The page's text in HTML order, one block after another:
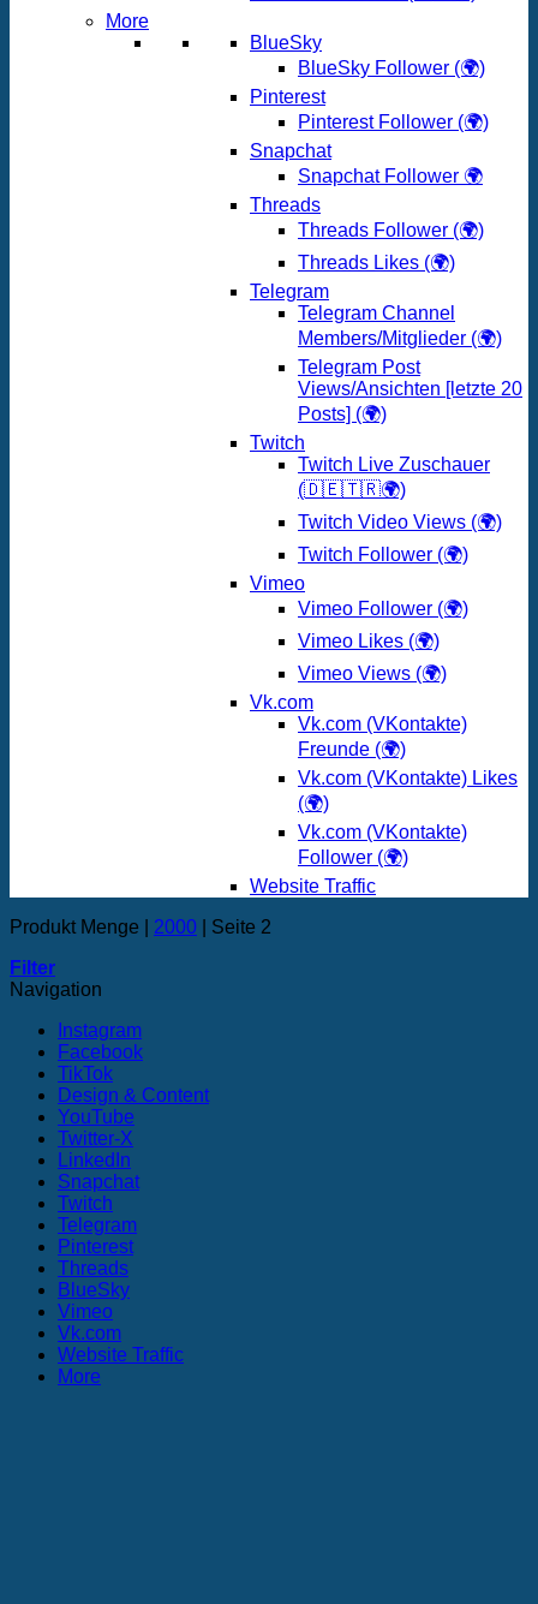
More
BlueSky
BlueSky Follower (🌍)
Pinterest
Pinterest Follower (🌍)
Snapchat
Snapchat Follower 🌍
Threads
Threads Follower (🌍)
Threads Likes (🌍)
Telegram
Telegram Channel
Members/Mitglieder (🌍)
Telegram Post
Views/Ansichten [letzte 20
Posts] (🌍)
Twitch
Twitch Live Zuschauer
(🇩🇪🇹🇷🌍)
Twitch Video Views (🌍)
Twitch Follower (🌍)
Vimeo
Vimeo Follower (🌍)
Vimeo Likes (🌍)
Vimeo Views (🌍)
Vk.com
Vk.com (VKontakte)
Freunde (🌍)
Vk.com (VKontakte) Likes
(🌍)
Vk.com (VKontakte)
Follower (🌍)
Website Traffic
Produkt Menge
2000
Seite 2
Filter
Navigation
Instagram
Facebook
TikTok
Design & Content
YouTube
Twitter-X
LinkedIn
Snapchat
Twitch
Telegram
Pinterest
Threads
BlueSky
Vimeo
Vk.com
Website Traffic
More